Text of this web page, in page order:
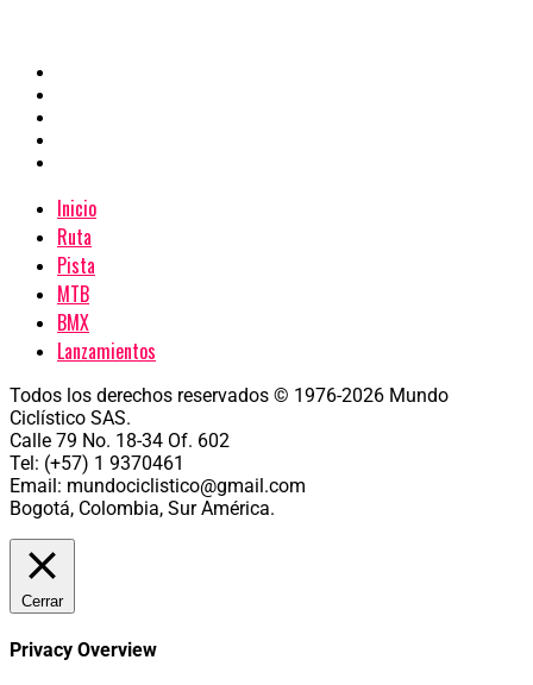
Inicio
Ruta
Pista
MTB
BMX
Lanzamientos
Todos los derechos reservados © 1976-2026 Mundo
Ciclístico SAS.
Calle 79 No. 18-34 Of. 602
Tel: (+57) 1 9370461
Email: mundociclistico@gmail.com
Bogotá, Colombia, Sur América.
Cerrar
Privacy Overview